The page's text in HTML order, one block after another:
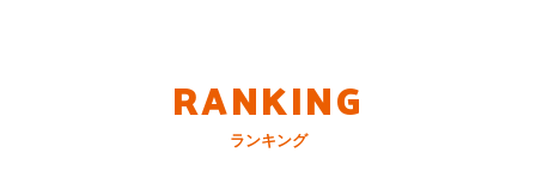
RANKING
ランキング